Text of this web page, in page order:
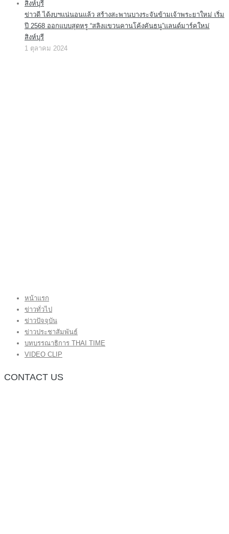
ข่าวดี ได้งบฯแน่นอนแล้ว สร้างสะพานบางระจันข้ามเจ้าพระยาใหม่ เริ่ม
ปี 2568 ออกแบบสุดหรู “สลิงแขวนคานโค้งคันธนู”แลนด์มาร์คใหม่
สิงห์บุรี
1 ตุลาคม 2024
หน้าแรก
ข่าวทั่วไป
ข่าวปัจจุบัน
ข่าวประชาสัมพันธ์
บทบรรณาธิการ THAI TIME
VIDEO CLIP
CONTACT US